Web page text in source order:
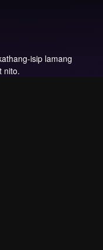
isip lamang
nito.